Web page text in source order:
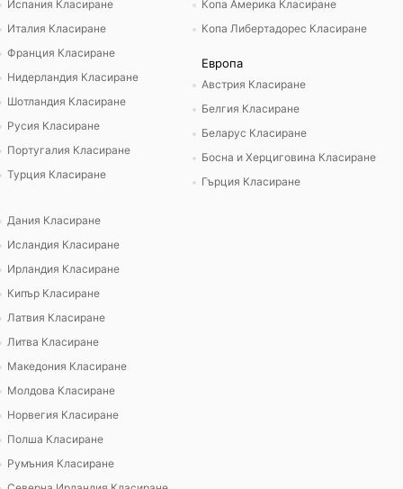
Испания Класиране
Италия Класиране
Франция Класиране
Нидерландия Класиране
Шотландия Класиране
Русия Класиране
Португалия Класиране
Турция Класиране
Копа Америка Класиране
Копа Либертадорес Класиране
Европа
Австрия Класиране
Белгия Класиране
Беларус Класиране
Босна и Херциговина Класиране
Гърция Класиране
Дания Класиране
Исландия Класиране
Ирландия Класиране
Кипър Класиране
Латвия Класиране
Литва Класиране
Македония Класиране
Молдова Класиране
Норвегия Класиране
Полша Класиране
Румъния Класиране